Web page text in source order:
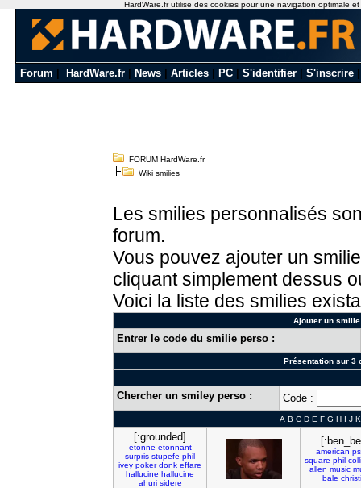
Forum HardWare.fr News Articles PC S'identifier S'inscrire
FORUM HardWare.fr
Wiki smilies
Les smilies personnalisés
forum.
Vous pouvez ajouter un
cliquant simplement dessus
Voici la liste des smilies
Ajouter un
Entrer le code du smilie perso :
Présentation sur 3
Chercher un smiley perso : Code :
A B C D E F G H I J K
[:grounded]
etonne etonnant
surpris stupefe phil
ivey poker donk effare
hallucine hallucine
ahuri sidere
american
square phil
allen music
bale
HardWare.fr utilise des cookies pour une navigation optimale